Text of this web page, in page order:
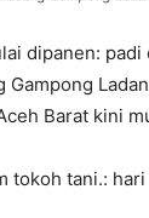
dipanen:
Gampong
Barat kini
tokoh tani.: